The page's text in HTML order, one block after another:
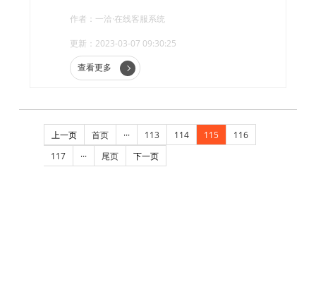
好客户关系管理呢?
作者：一洽·在线客服系统
更新：2023-03-07 09:30:25
查看更多
上一页 首页 ··· 113 114 115
116
117
··· 尾页 下一页